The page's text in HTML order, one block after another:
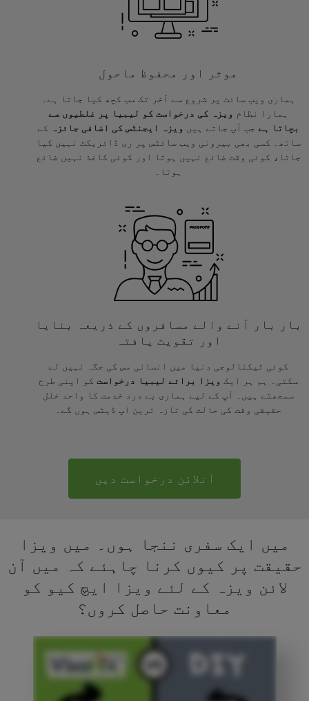
موثر اور محفوظ ماحول
ہماری ویب سائٹ پر شروع سے آخر تک سب کچھ کیا جاتا ہے۔
ہمارا نظام ویزہ کی درخواست کو لیبیا پر غلطیوں سے
بچاتا ہے جب آپ جاتے ہیں ویزہ ایجنٹس کی اضافی جائزہ
کے
ساتھ۔ کسی بھی بیرونی ویب سائٹس پر ری ڈائریکٹ نہیں کیا
جاتا، کوئی وقت ضائع نہیں ہوتا اور کوئی کاغذ نہیں ضائع
ہوتا۔
بار بار آنے والے مسافروں کے ذریعہ بنایا
اور تقویت یافتہ
کوئی ٹیکنالوجی دنیا میں انسانی مس کی جگہ نہیں لے
سکتی۔ ہم ہر ایک ویزا برائے لیبیا درخواست کو اپنی طرح
سمجھتے ہیں۔ آپ کے لیے ہماری بے درد خدمت کا واحد خلل
حقیقی وقت کی حالت کی تازہ ترین اپ ڈیٹس ہوں گے۔
آنلائن درخواست دیں
میں ایک سفری ننجا ہوں۔ میں ویزا
حقیقت پر کیوں کرنا چاہئے کہ میں آن
لائن ویزہ کے لئے ویزا ایچ کیو کو
معاونت حاصل کروں؟